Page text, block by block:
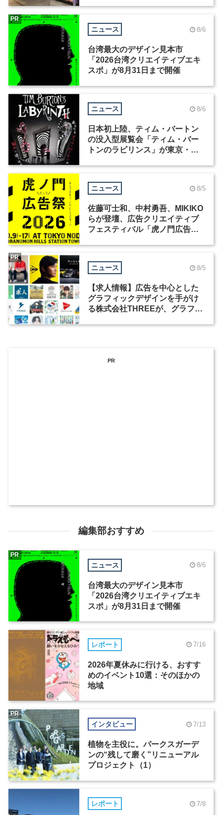
ニュース 8/6
台湾最大のデザイン見本市
「2026台湾クリエイティブエキ
スポ」が8月31日まで開催
PR
ニュース 8/6
日本初上陸、ティム・バートン
の没入型展覧会「ティム・バー
トンのラビリンス」が東京・豊
ニュース 8/5
佐藤可士和、中村勇吾、MIKIKO
らが登壇、広告クリエイティブ
フェスティバル「虎ノ門広告
ニュース 8/5
【求人情報】広告を中心とした
グラフィックデザインを手がけ
る株式会社THREEが、グラフィ
PR
PR
編集部おすすめ
ニュース 8/6
台湾最大のデザイン見本市
「2026台湾クリエイティブエキ
スポ」が8月31日まで開催
PR
レポート 7/16
2026年夏休みに行ける、おすす
めのイベント10選：そのほかの
地域
インタビュー 7/13
植物を主役に。パークスガーデ
ンの“残して磨く”リニューアル
プロジェクト（1）
PR
レポート 7/8